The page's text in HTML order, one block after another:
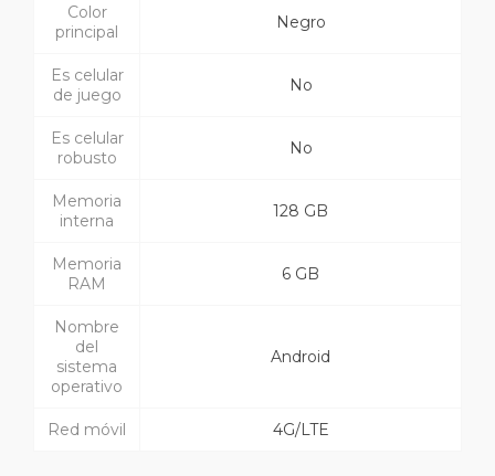
Color
principal
Negro
Es celular
de juego
No
Es celular
robusto
No
Memoria
interna
128 GB
Memoria
RAM
6 GB
Nombre
del
sistema
operativo
Android
Red móvil 4G/LTE